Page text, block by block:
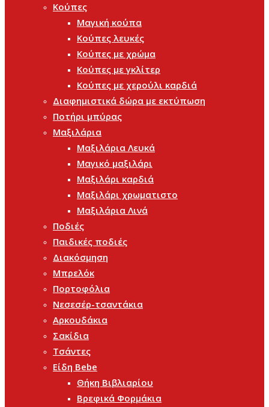
Κούπες
Μαγική κούπα
Κούπες λευκές
Κούπες με χρώμα
Κούπες με γκλίτερ
Κούπες με χερούλι καρδιά
Διαφημιστικά δώρα με εκτύπωση
Ποτήρι μπύρας
Μαξιλάρια
Μαξιλάρια Λευκά
Μαγικό μαξιλάρι
Μαξιλάρι καρδιά
Μαξιλάρι χρωματιστο
Μαξιλάρια Λινά
Ποδιές
Παιδικές ποδιές
Διακόσμηση
Μπρελόκ
Πορτοφόλια
Νεσεσέρ-τσαντάκια
Αρκουδάκια
Σακίδια
Τσάντες
Είδη Bebe
Θήκη Βιβλιαρίου
Βρεφικά Φορμάκια